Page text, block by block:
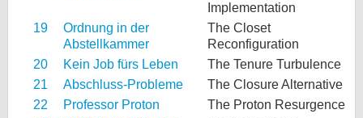
Implementation
19
Ordnung in der
Abstellkammer
The Closet
Reconfiguration
20
Kein Job fürs Leben
The Tenure Turbulence
21
Abschluss-Probleme
The Closure Alternative
22
Professor Proton
The Proton Resurgence